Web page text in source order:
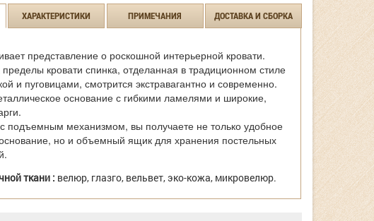
ХАРАКТЕРИСТИКИ ПРИМЕЧАНИЯ ДОСТАВКА И СБОРКА
представление о роскошной интерьерной кровати.
кровати спинка, отделанная в традиционном стиле
и пуговицами, смотрится экстравагантно и современно.
основание с гибкими ламелями и широкие,
подъемным механизмом, вы получаете не только удобное
но и объемный ящик для хранения постельных
ткани : велюр, глазго, вельвет, эко-кожа, микровелюр.